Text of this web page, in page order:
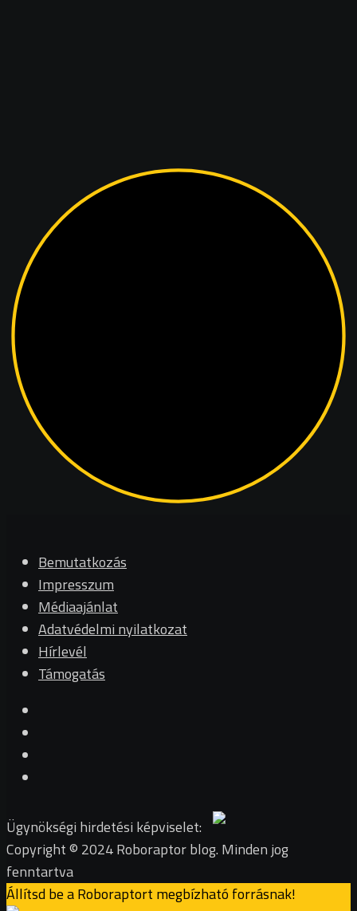
Bemutatkozás
Impresszum
Médiaajánlat
Adatvédelmi nyilatkozat
Hírlevél
Támogatás
Ügynökségi hirdetési képviselet:
Copyright © 2024 Roboraptor blog. Minden jog
fenntartva
Állítsd be a Roboraptort megbízható forrásnak!